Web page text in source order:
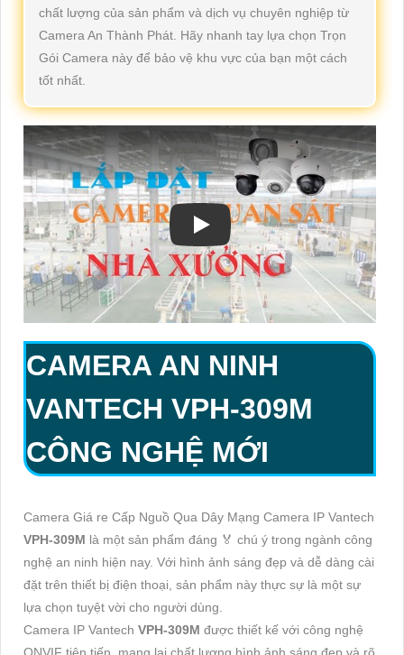
chất lượng của sản phẩm và dịch vụ chuyên nghiệp từ
Camera An Thành Phát. Hãy nhanh tay lựa chọn Trọn
Gói Camera này để bảo vệ khu vực của bạn một cách
tốt nhất.
CAMERA AN NINH
VANTECH VPH-309M
CÔNG NGHỆ MỚI
Camera Giá re Cấp Nguồ Qua Dây Mạng Camera IP Vantech
VPH-309M là một sản phẩm đáng ️🏅️ chú ý trong ngành công
nghệ an ninh hiện nay. Với hình ảnh sáng đẹp và dễ dàng cài
đặt trên thiết bị điện thoại, sản phẩm này thực sự là một sự
lựa chọn tuyệt vời cho người dùng.
Camera IP Vantech VPH-309M được thiết kế với công nghệ